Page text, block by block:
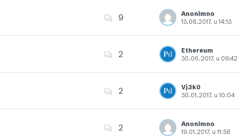
Dodajte u favorite
9
Anonimno
13.08.2017. u 14:13
Dodajte u favorite
2
Ethereum
30.06.2017. u 09:42
Dodajte u favorite
2
Vj3k0
30.01.2017. u 10:04
Dodajte u favorite
2
Anonimno
19.01.2017. u 11:58